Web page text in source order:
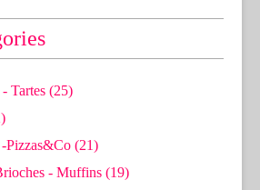
Tartes (25)
-pizzas&co (21)
- Muffins (19)